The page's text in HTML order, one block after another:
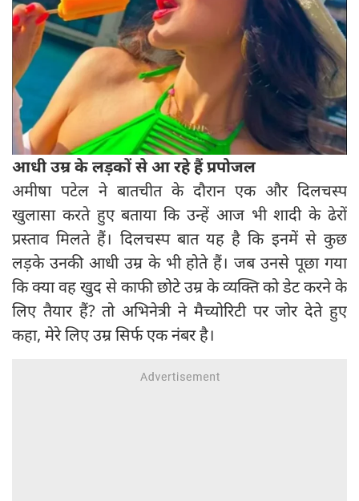
आधी उम्र के लड़कों से आ रहे हैं प्रपोजल
अमीषा पटेल ने बातचीत के दौरान एक और दिलचस्प
खुलासा करते हुए बताया कि उन्हें आज भी शादी के ढेरों
प्रस्ताव मिलते हैं। दिलचस्प बात यह है कि इनमें से कुछ
लड़के उनकी आधी उम्र के भी होते हैं। जब उनसे पूछा गया
कि क्या वह खुद से काफी छोटे उम्र के व्यक्ति को डेट करने के
लिए तैयार हैं? तो अभिनेत्री ने मैच्योरिटी पर जोर देते हुए
कहा, मेरे लिए उम्र सिर्फ एक नंबर है।